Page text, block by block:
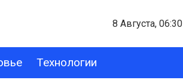
8 Августа, 06:30
Технологии